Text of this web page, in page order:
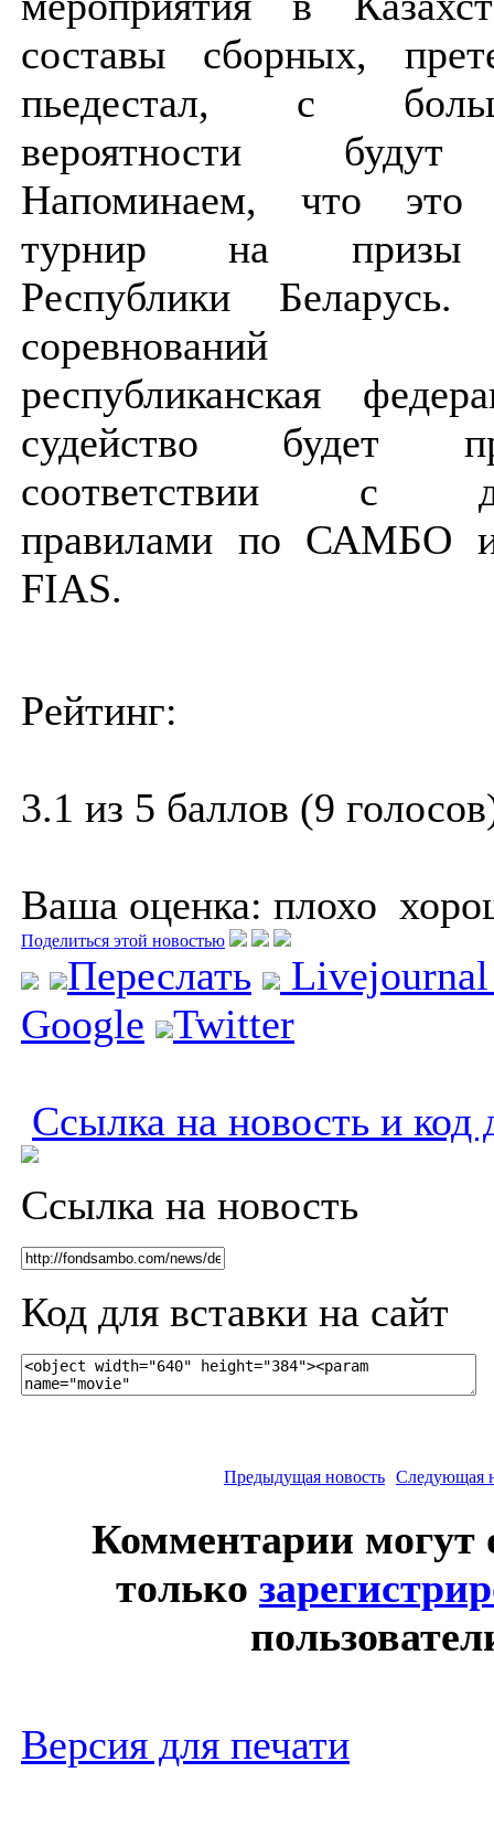
составы сборных,
пьедестал, с
вероятности будут
Напоминаем, что
турнир на призы
Республики Беларусь.
соревнований
республиканская
судейство будет
соответствии с
правилами по САМБО и
FIAS.
Рейтинг:
3.1 из 5 баллов (9
Ваша оценка: плохо
Поделиться этой новостью
Переслать
Google
Twitter
Ссылка на новость и код
Ссылка на новость
Код для вставки на сайт
Предыдущая новость Следующая
Комментарии могут
только
Версия для печати